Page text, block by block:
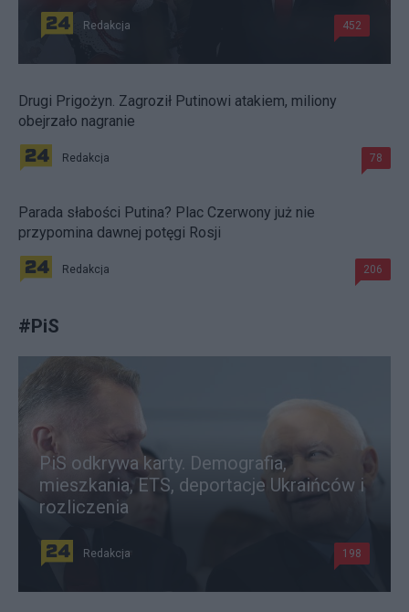
Redakcja 452
Drugi Prigożyn. Zagroził Putinowi atakiem, miliony
obejrzało nagranie
Redakcja 78
Parada słabości Putina? Plac Czerwony już nie
przypomina dawnej potęgi Rosji
Redakcja 206
#PiS
PiS odkrywa karty. Demografia,
mieszkania, ETS, deportacje Ukraińców i
rozliczenia
Redakcja 198